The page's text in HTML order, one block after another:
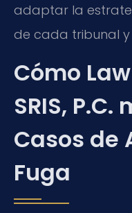
adaptar la
de cada tribunal y
Cómo
SRIS,
Casos de
Fuga